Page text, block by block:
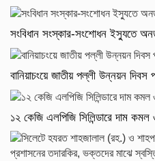
সংবিধান সংস্কার-সংশোধন ইস্যুতে
বানিয়াচংয়ে জাতীয় পল্লী উন্নয়ন দিবস
১২ কেজি এলপিজি সিলিন্ডারে দাম